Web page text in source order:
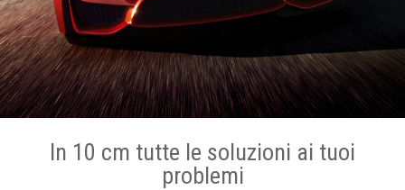
In 10 cm tutte le soluzioni ai tuoi
problemi